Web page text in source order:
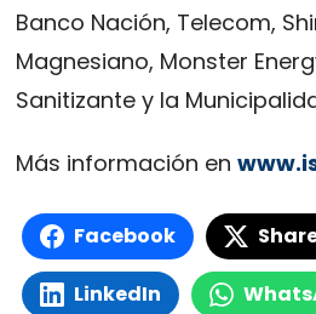
Banco Nación, Telecom,
Magnesiano, Monster
Sanitizante y la
Más información en
Facebook
LinkedIn